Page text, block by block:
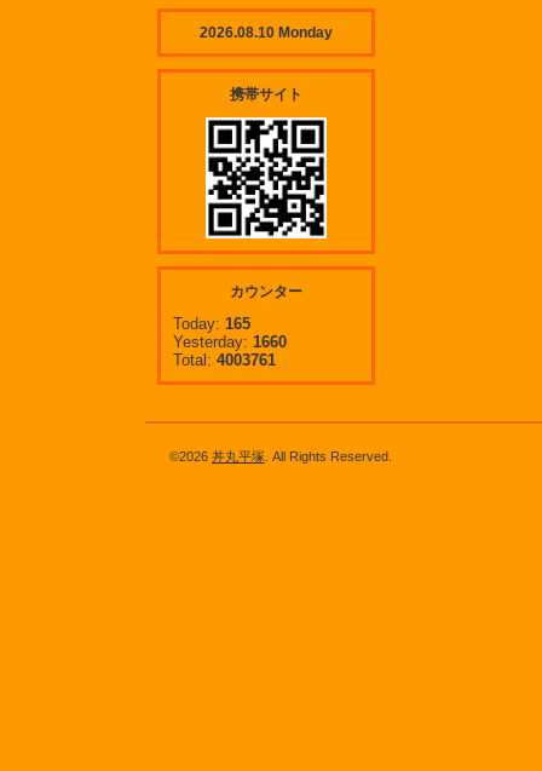
2026.08.10 Monday
携帯サイト
カウンター
Today: 165
Yesterday: 1660
Total: 4003761
©2026 丼丸平塚 . All Rights Reserved.